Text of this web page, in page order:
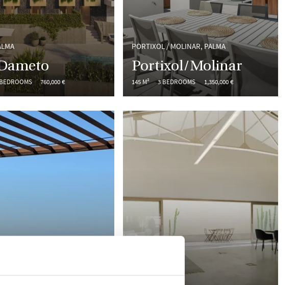
760,000 €
PORTIXOL / MOLINAR, PALMA
Portixol/Molinar
145 M² 3 BEDROOMS 1,350,000 €